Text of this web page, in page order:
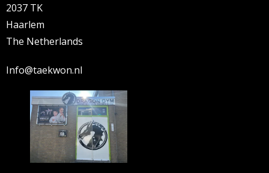
2037 TK
Haarlem
The Netherlands
Info@taekwon.nl